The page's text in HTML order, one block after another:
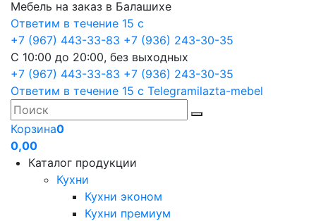
Мебель на заказ в Балашихе
Ответим в течение 15 с
+7 (967) 443-33-83 +7 (936) 243-30-35
С 10:00 до 20:00, без выходных
+7 (967) 443-33-83 +7 (936) 243-30-35
Ответим в течение 15 с Telegramilazta-mebel
Корзина0
0,00
Каталог продукции
Кухни
Кухни эконом
Кухни премиум